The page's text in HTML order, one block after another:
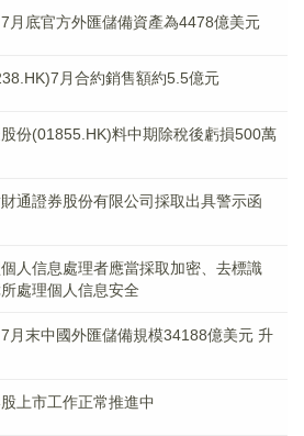
月底官方外匯儲備資產為4478億美元
月合約銷售額約5.5億元
股份(01855.HK)料中期除稅後虧損500萬
通證券股份有限公司採取出具警示函
人信息處理者應當採取加密、去標識
處理個人信息安全
月末中國外匯儲備規模34188億美元 升
上市工作正常推進中